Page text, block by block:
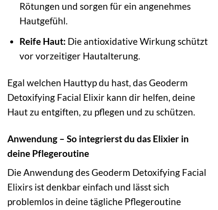
Rötungen und sorgen für ein angenehmes
Hautgefühl.
Reife Haut: Die antioxidative Wirkung schützt
vor vorzeitiger Hautalterung.
Egal welchen Hauttyp du hast, das Geoderm
Detoxifying Facial Elixir kann dir helfen, deine
Haut zu entgiften, zu pflegen und zu schützen.
Anwendung – So integrierst du das Elixier in
deine Pflegeroutine
Die Anwendung des Geoderm Detoxifying Facial
Elixirs ist denkbar einfach und lässt sich
problemlos in deine tägliche Pflegeroutine